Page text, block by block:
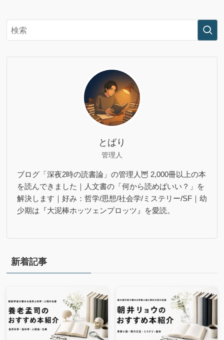
とばり
管理人
ブログ「深夜2時の読書論」の管理人🦉 2,000冊以上の本
を読んできました｜人文書の「何から読めばいい？」を
解決します｜好み：哲学/思想/社会学/ミステリー/SF｜幼
少期は『大泥棒ホッツェンプロッツ』を愛読。
新着記事